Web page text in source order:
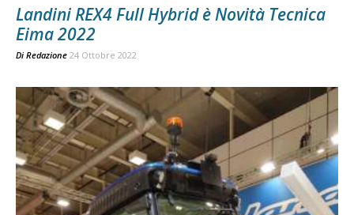
Landini REX4 Full Hybrid è Novità Tecnica
Eima 2022
Di Redazione 24 Ottobre 2022